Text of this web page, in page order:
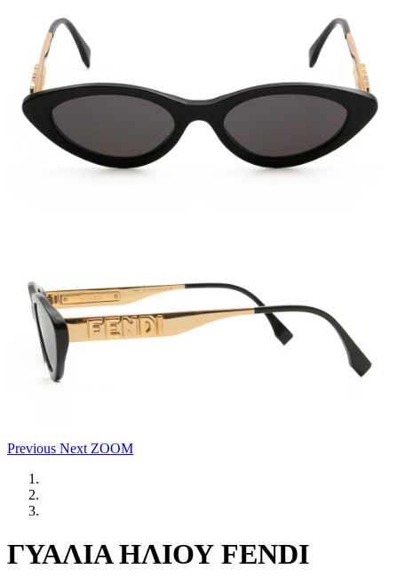
Previous Next ZOOM
ΓΥΑΛΙΑ ΗΛΙΟΥ FENDI